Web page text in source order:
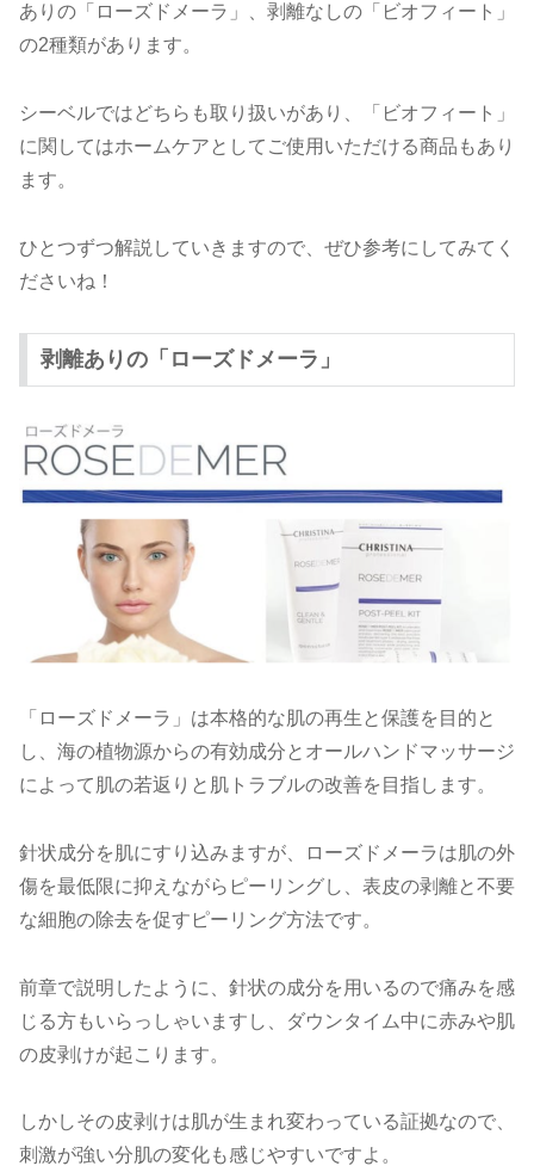
ありの「ローズドメーラ」、剥離なしの「ビオフィート」
の2種類があります。
シーベルではどちらも取り扱いがあり、「ビオフィート」
に関してはホームケアとしてご使用いただける商品もあり
ます。
ひとつずつ解説していきますので、ぜひ参考にしてみてく
ださいね！
剥離ありの「ローズドメーラ」
「ローズドメーラ」は本格的な肌の再生と保護を目的と
し、海の植物源からの有効成分とオールハンドマッサージ
によって肌の若返りと肌トラブルの改善を目指します。
針状成分を肌にすり込みますが、ローズドメーラは肌の外
傷を最低限に抑えながらピーリングし、表皮の剥離と不要
な細胞の除去を促すピーリング方法です。
前章で説明したように、針状の成分を用いるので痛みを感
じる方もいらっしゃいますし、ダウンタイム中に赤みや肌
の皮剥けが起こります。
しかしその皮剥けは肌が生まれ変わっている証拠なので、
刺激が強い分肌の変化も感じやすいですよ。